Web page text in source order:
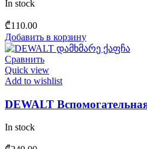
In stock
₾110.00
Добавить в корзину
Сравнить
Quick view
Add to wishlist
DEWALT
In stock